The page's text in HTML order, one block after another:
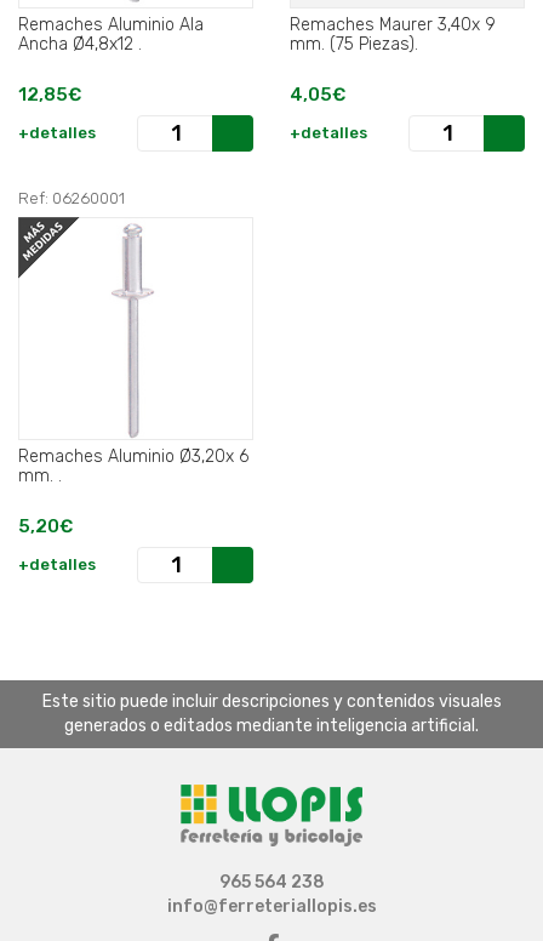
Remaches Aluminio Ala
Ancha Ø4,8x12 .
12,85€
+detalles
Remaches Maurer 3,40x 9
mm. (75 Piezas).
4,05€
+detalles
Ref: 06260001
Remaches Aluminio Ø3,20x 6
mm. .
5,20€
+detalles
Este sitio puede incluir descripciones y contenidos visuales
generados o editados mediante inteligencia artificial.
965 564 238
info@ferreteriallopis.es